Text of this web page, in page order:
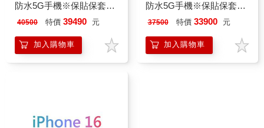
防水5G手機※保貼保套組
※
40500 特價 39490 元
加入購物車
防水5G手機※保貼保套組
※
37500 特價 33900 元
加入購物車